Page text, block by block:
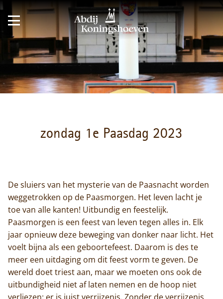
zondag 1e Paasdag 2023
De sluiers van het mysterie van de Paasnacht worden
weggetrokken op de Paasmorgen. Het leven lacht je
toe van alle kanten! Uitbundig en feestelijk.
Paasmorgen is een feest van leven tegen alles in. Elk
jaar opnieuw deze beweging van donker naar licht. Het
voelt bijna als een geboortefeest. Daarom is des te
meer een uitdaging om dit feest vorm te geven. De
wereld doet triest aan, maar we moeten ons ook de
uitbundigheid niet af laten nemen en de hoop niet